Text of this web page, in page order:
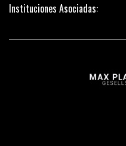
Instituciones Asociadas: